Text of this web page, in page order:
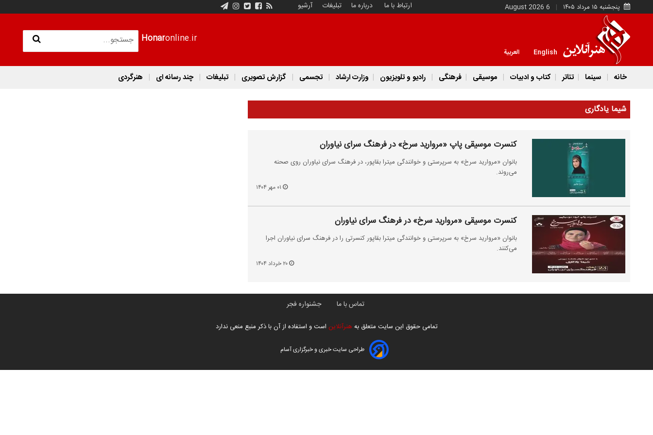
پنجشنبه ۱۵ مرداد ۱۴۰۵ 6 August 2026 ارتباط با ما درباره ما تبلیغات آرشیو
Honaronline.ir
English العربية
خانه سینما تئاتر کتاب و ادبیات موسیقی فرهنگی رادیو و تلویزیون وزارت ارشاد تجسمی گزارش تصویری تبلیغات چند رسانه ای هنرگردی
شیما یادگاری
کنسرت موسیقی پاپ «مروارید سرخ» در فرهنگ سرای نیاوران
بانوان «مروارید سرخ» به سرپرستی و خوانندگی میترا بقاپور، در فرهنگ سرای نیاوران روی صحنه
می‌روند.
کنسرت موسیقی «مروارید سرخ» در فرهنگ سرای نیاوران
بانوان «مروارید سرخ» به سرپرستی و خوانندگی میترا بقاپور کنسرتی را در فرهنگ سرای نیاوران اجرا
می‌کنند.
۲۰ خرداد ۱۴۰۴
تماس با ما جشنواره فجر
تمامی حقوق این سایت متعلق به هنرآنلاین است و استفاده از آن با ذکر منبع منعی ندارد
طراحی سایت خبری و خبرگزاری آسام